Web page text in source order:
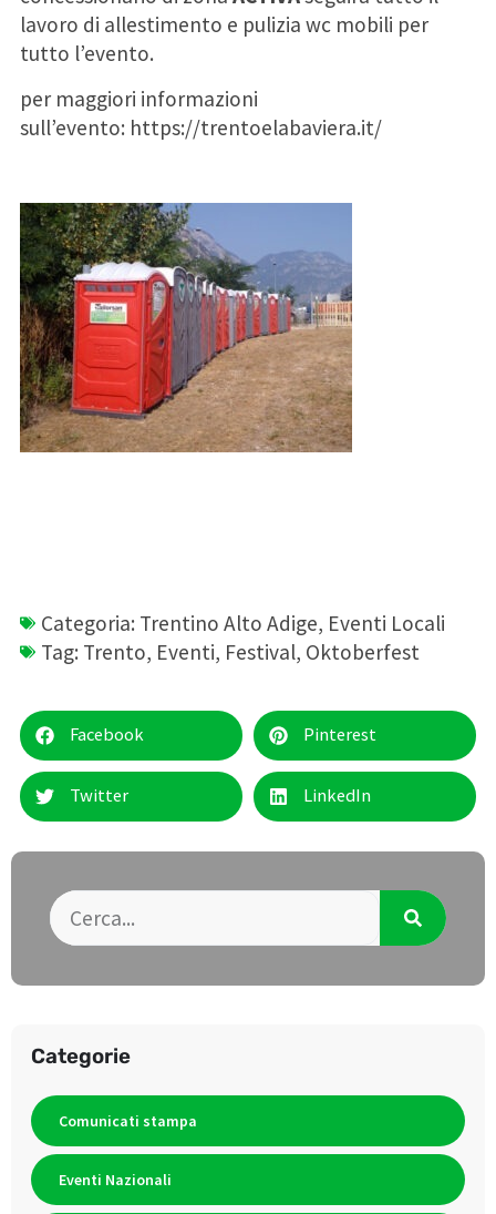
lavoro di allestimento e pulizia wc mobili per
tutto l’evento.
per maggiori informazioni
sull’evento: https://trentoelabaviera.it/
Categoria: Trentino Alto Adige, Eventi Locali
Tag: Trento, Eventi, Festival, Oktoberfest
Facebook Pinterest
Twitter LinkedIn
Categorie
Comunicati stampa
Eventi Nazionali